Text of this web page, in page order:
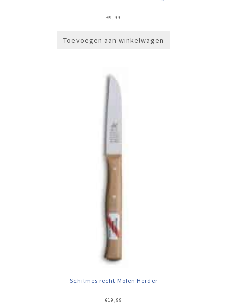
€9,99
Toevoegen aan winkelwagen
Schilmes recht Molen Herder
€19,99